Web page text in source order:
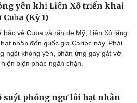
yên khi Liên Xô triển khai
(Kỳ 1)
bảo vệ Cuba và răn đe Mỹ, Liên Xô lặng
nhân đến quốc gia Caribe này. Phát
ngồi không yên, phản ứng gay gắt với
biện pháp ngăn chặn.
suýt phóng ngư lôi hạt nhân